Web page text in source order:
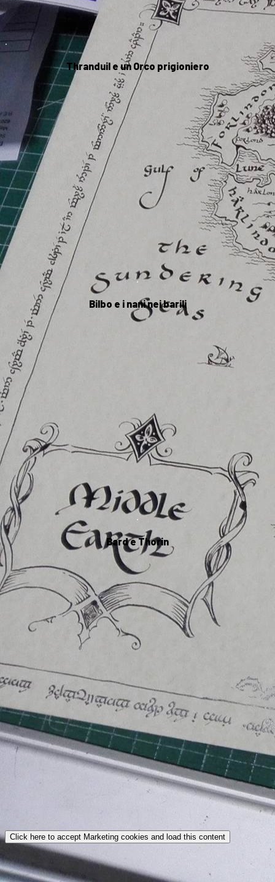
.
Thranduil e un Orco prigioniero
.
Bilbo e i nani nei barili
.
Bard e Thorin
Click here to accept Marketing cookies and load this content